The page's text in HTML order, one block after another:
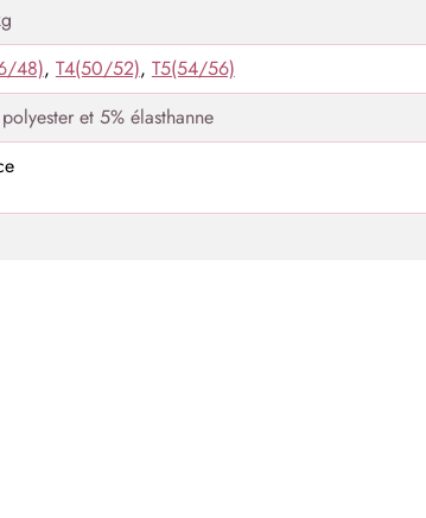
48), T4(50/52), T5(54/56)
et 5% élasthanne